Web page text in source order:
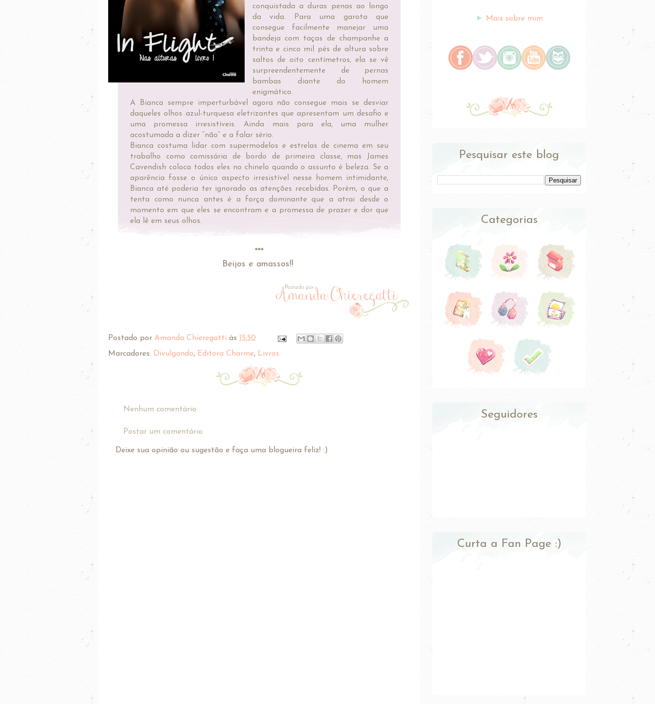
conquistada a duras penas ao longo
da vida. Para uma garota que
consegue facilmente manejar uma
bandeja com taças de champanhe a
trinta e cinco mil pés de altura sobre
saltos de oito centímetros, ela se vê
surpreendentemente de pernas
bambas diante do homem
enigmático.
A Bianca sempre imperturbável agora não consegue mais se desviar
daqueles olhos azul-turquesa eletrizantes que apresentam um desafio e
uma promessa irresistíveis. Ainda mais para ela, uma mulher
acostumada a dizer “não” e a falar sério.
Bianca costuma lidar com supermodelos e estrelas de cinema em seu
trabalho como comissária de bordo de primeira classe, mas James
Cavendish coloca todos eles no chinelo quando o assunto é beleza. Se a
aparência fosse o único aspecto irresistível nesse homem intimidante,
Bianca até poderia ter ignorado as atenções recebidas. Porém, o que a
tenta como nunca antes é a força dominante que a atrai desde o
momento em que eles se encontram e a promessa de prazer e dor que
ela lê em seus olhos.
***
Beijos e amassos!!
Postado por Amanda Chieregatti às
15:50
Marcadores: Divulgando, Editora Charme, Livros
Nenhum comentário
Postar um comentário
Deixe sua opinião ou sugestão e faça uma blogueira feliz! :)
► Mais sobre mim
Pesquisar este blog
Categorias
Seguidores
Curta a Fan Page :)